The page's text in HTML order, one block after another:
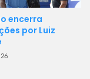
encerra
por Luiz